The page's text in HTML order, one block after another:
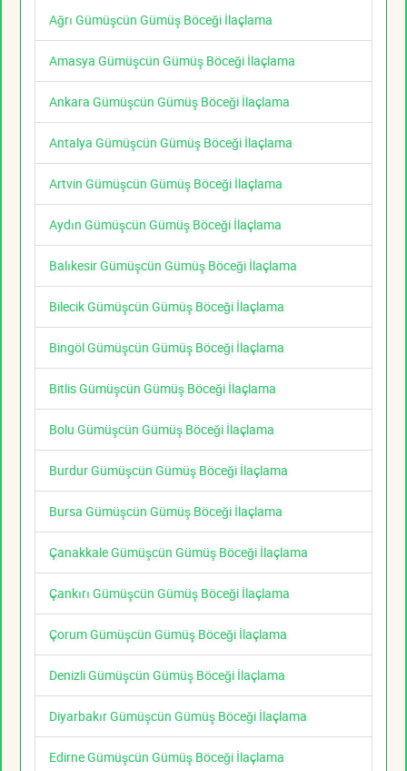
Ağrı Gümüşcün Gümüş Böceği İlaçlama
Amasya Gümüşcün Gümüş Böceği İlaçlama
Ankara Gümüşcün Gümüş Böceği İlaçlama
Antalya Gümüşcün Gümüş Böceği İlaçlama
Artvin Gümüşcün Gümüş Böceği İlaçlama
Aydın Gümüşcün Gümüş Böceği İlaçlama
Balıkesir Gümüşcün Gümüş Böceği İlaçlama
Bilecik Gümüşcün Gümüş Böceği İlaçlama
Bingöl Gümüşcün Gümüş Böceği İlaçlama
Bitlis Gümüşcün Gümüş Böceği İlaçlama
Bolu Gümüşcün Gümüş Böceği İlaçlama
Burdur Gümüşcün Gümüş Böceği İlaçlama
Bursa Gümüşcün Gümüş Böceği İlaçlama
Çanakkale Gümüşcün Gümüş Böceği İlaçlama
Çankırı Gümüşcün Gümüş Böceği İlaçlama
Çorum Gümüşcün Gümüş Böceği İlaçlama
Denizli Gümüşcün Gümüş Böceği İlaçlama
Diyarbakır Gümüşcün Gümüş Böceği İlaçlama
Edirne Gümüşcün Gümüş Böceği İlaçlama